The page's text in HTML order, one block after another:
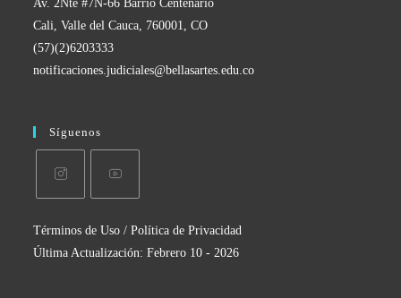
Av. 2Nte #7N-66 Barrio Centenario
Cali, Valle del Cauca, 760001, CO
(57)(2)6203333
notificaciones.judiciales@bellasartes.edu.co
Síguenos
Términos de Uso / Política de Privacidad
Última Actualización: Febrero 10 - 2026